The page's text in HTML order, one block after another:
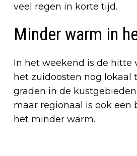
veel regen in korte tijd.
Minder warm in
In het weekend is de hitte
het zuidoosten nog lokaal
graden in de
maar regionaal is ook een
het minder warm.